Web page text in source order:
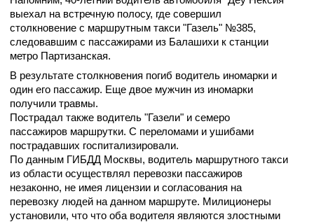
выехал на встречную полосу, где совершил
столкновение с маршрутным такси "Газель" №385,
следовавшим с пассажирами из Балашихи к станции
метро Партизанская.
В результате столкновения погиб водитель иномарки и
один его пассажир. Еще двое мужчин из иномарки
получили травмы.
Пострадал также водитель "Газели" и семеро
пассажиров маршрутки. С переломами и ушибами
пострадавших госпитализировали.
По данным ГИБДД Москвы, водитель маршрутного такси
из области осуществлял перевозки пассажиров
незаконно, не имея лицензии и согласования на
перевозку людей на данном маршруте. Милиционеры
установили, что что оба водителя являются злостными